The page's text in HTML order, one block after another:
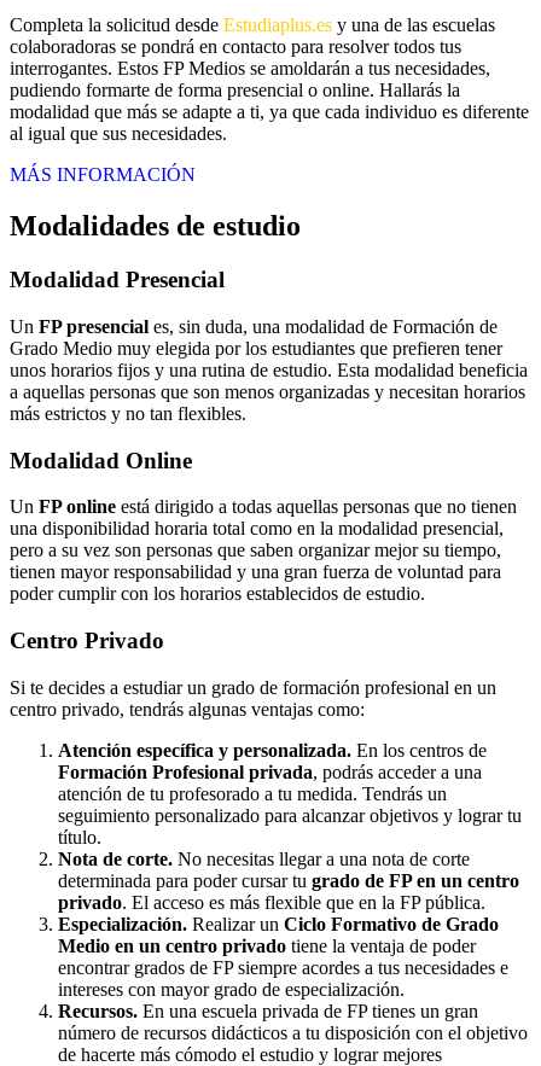
Completa la solicitud desde Estudiaplus.es y una de las escuelas
colaboradoras se pondrá en contacto para resolver todos tus
interrogantes. Estos FP Medios se amoldarán a tus necesidades,
pudiendo formarte de forma presencial o online. Hallarás la
modalidad que más se adapte a ti, ya que cada individuo es diferente
al igual que sus necesidades.
MÁS INFORMACIÓN
Modalidades de estudio
Modalidad Presencial
Un FP presencial es, sin duda, una modalidad de Formación de
Grado Medio muy elegida por los estudiantes que prefieren tener
unos horarios fijos y una rutina de estudio. Esta modalidad beneficia
a aquellas personas que son menos organizadas y necesitan horarios
más estrictos y no tan flexibles.
Modalidad Online
Un FP online está dirigido a todas aquellas personas que no tienen
una disponibilidad horaria total como en la modalidad presencial,
pero a su vez son personas que saben organizar mejor su tiempo,
tienen mayor responsabilidad y una gran fuerza de voluntad para
poder cumplir con los horarios establecidos de estudio.
Centro Privado
Si te decides a estudiar un grado de formación profesional en un
centro privado, tendrás algunas ventajas como:
Atención específica y personalizada. En los centros de
Formación Profesional privada, podrás acceder a una
atención de tu profesorado a tu medida. Tendrás un
seguimiento personalizado para alcanzar objetivos y lograr tu
título.
Nota de corte. No necesitas llegar a una nota de corte
determinada para poder cursar tu grado de FP en un centro
privado. El acceso es más flexible que en la FP pública.
Especialización. Realizar un Ciclo Formativo de Grado
Medio en un centro privado tiene la ventaja de poder
encontrar grados de FP siempre acordes a tus necesidades e
intereses con mayor grado de especialización.
Recursos. En una escuela privada de FP tienes un gran
número de recursos didácticos a tu disposición con el objetivo
de hacerte más cómodo el estudio y lograr mejores